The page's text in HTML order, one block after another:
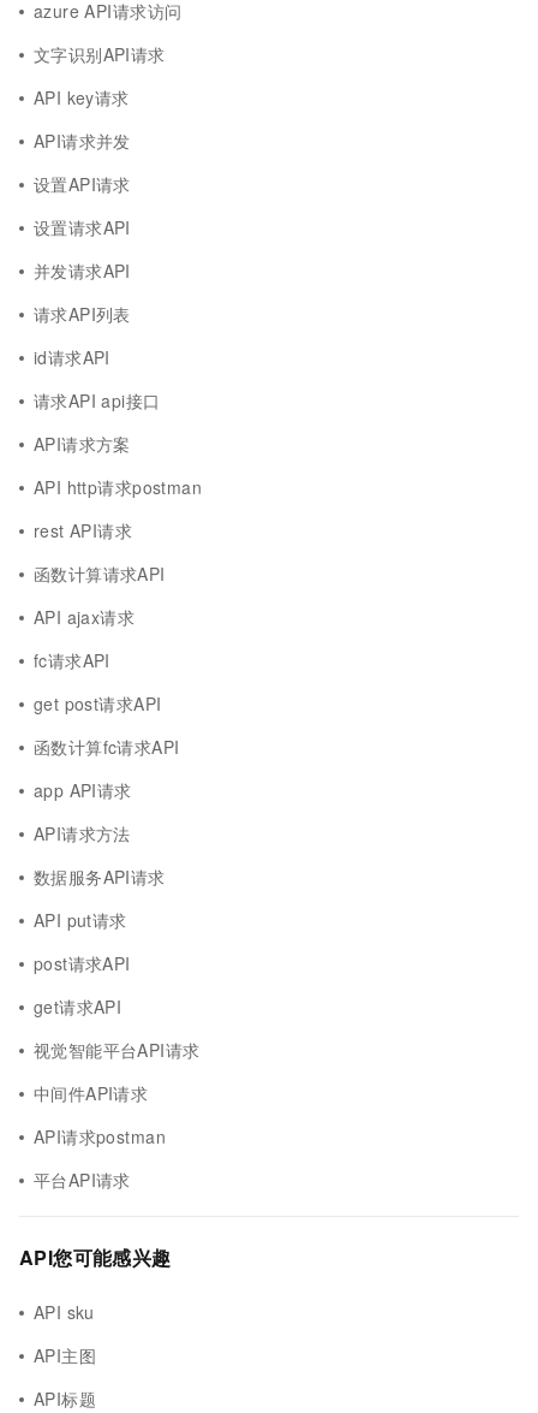
azure API请求访问
文字识别API请求
API key请求
API请求并发
设置API请求
设置请求API
并发请求API
请求API列表
id请求API
请求API api接口
API请求方案
API http请求postman
rest API请求
函数计算请求API
API ajax请求
fc请求API
get post请求API
函数计算fc请求API
app API请求
API请求方法
数据服务API请求
API put请求
post请求API
get请求API
视觉智能平台API请求
中间件API请求
API请求postman
平台API请求
API您可能感兴趣
API sku
API主图
API标题